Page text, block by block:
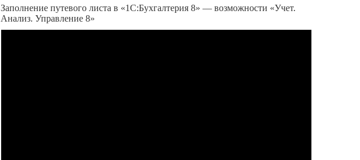
Заполнение путевого листа в «1С:Бухгалтерия 8» — возможности «Учет.
Анализ. Управление 8»